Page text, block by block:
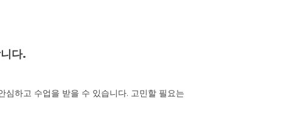
다.
하고 수업을 받을 수 있습니다. 고민할 필요는